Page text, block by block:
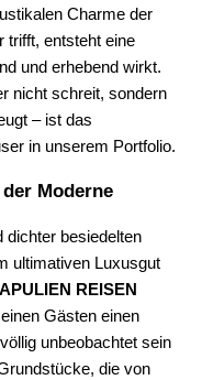
Charme der
trifft, entsteht eine
und erhebend wirkt.
nicht schreit, sondern
– ist das
in unserem Portfolio.
Moderne
dichter besiedelten
ultimativen Luxusgut
APULIEN REISEN
Gästen einen
unbeobachtet sein
die von